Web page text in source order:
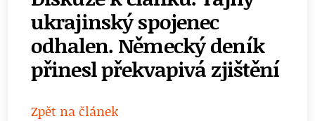
ukrajinský spojenec
odhalen. Německý deník
přinesl překvapivá zjištění
Zpět na článek